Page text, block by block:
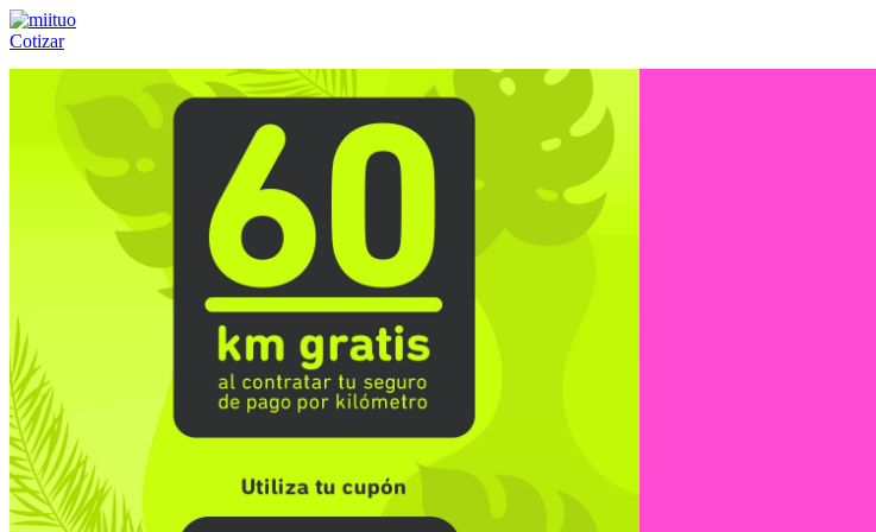
Cotizar
(55) 84-21-05-00ó800-953-00-59